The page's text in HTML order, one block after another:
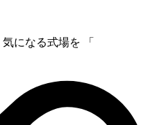
気になる式場を 「